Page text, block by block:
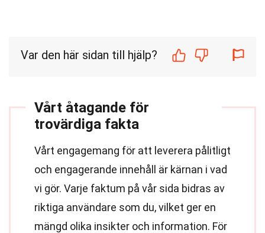
Var den här sidan till hjälp?
Vårt åtagande för
trovärdiga fakta
Vårt engagemang för att leverera pålitligt
och engagerande innehåll är kärnan i vad
vi gör. Varje faktum på vår sida bidras av
riktiga användare som du, vilket ger en
mängd olika insikter och information. För